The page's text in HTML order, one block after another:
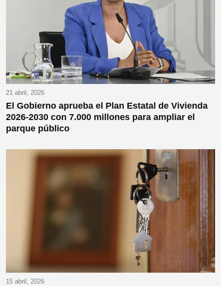
21 abril, 2026
El Gobierno aprueba el Plan Estatal de Vivienda
2026-2030 con 7.000 millones para ampliar el
parque público
15 abril, 2026